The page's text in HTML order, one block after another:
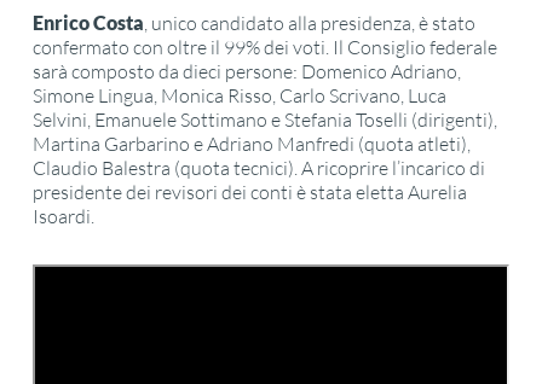
Enrico Costa, unico candidato alla presidenza, è stato
confermato con oltre il 99% dei voti. Il Consiglio federale
sarà composto da dieci persone: Domenico Adriano,
Simone Lingua, Monica Risso, Carlo Scrivano, Luca
Selvini, Emanuele Sottimano e Stefania Toselli (dirigenti),
Martina Garbarino e Adriano Manfredi (quota atleti),
Claudio Balestra (quota tecnici). A ricoprire l’incarico di
presidente dei revisori dei conti è stata eletta Aurelia
Isoardi.